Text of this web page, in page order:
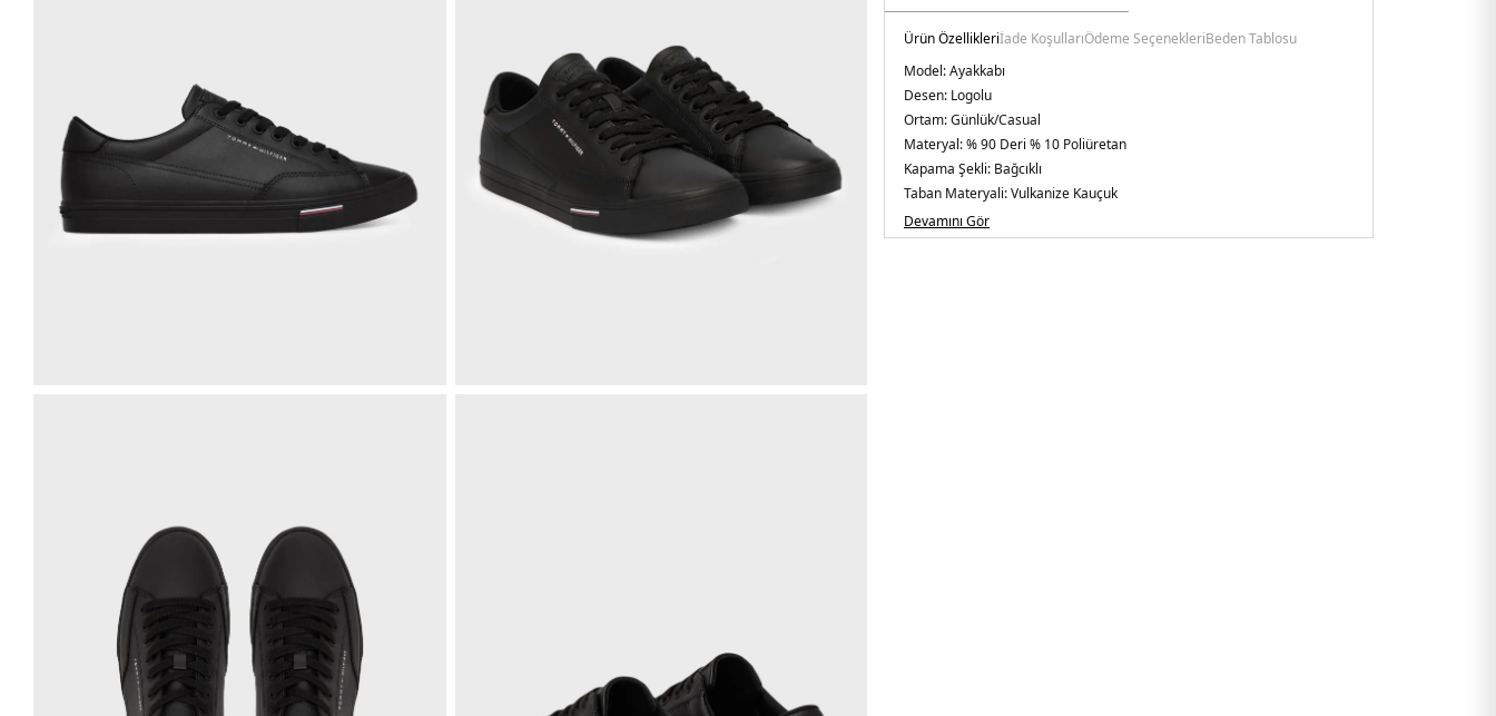
Ürün Özellikleriİade KoşullarıÖdeme SeçenekleriBeden Tablosu
Model:Ayakkabı
Desen: Logolu
Ortam:Günlük/Casual
Materyal:% 90 Deri % 10 Poliüretan
Kapama Şekli: Bağcıklı
Taban Materyali:Vulkanize Kauçuk
Burun Tipi:Yuvarlak Burun
Topuk Boyu:Belirtilmemiş
Devamını Gör